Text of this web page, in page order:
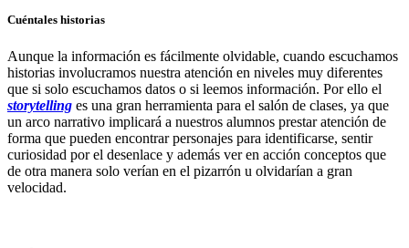
Cuéntales historias
Aunque la información es fácilmente olvidable, cuando escuchamos
historias involucramos nuestra atención en niveles muy diferentes
que si solo escuchamos datos o si leemos información. Por ello el
storytelling es una gran herramienta para el salón de clases, ya que
un arco narrativo implicará a nuestros alumnos prestar atención de
forma que pueden encontrar personajes para identificarse, sentir
curiosidad por el desenlace y además ver en acción conceptos que
de otra manera solo verían en el pizarrón u olvidarían a gran
velocidad.